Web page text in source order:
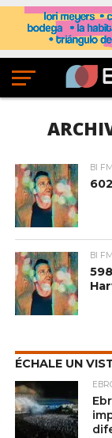
BI
BI
ÉCHALE UN